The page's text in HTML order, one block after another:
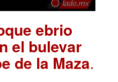
ebrio
el bulevar
de la Maza.